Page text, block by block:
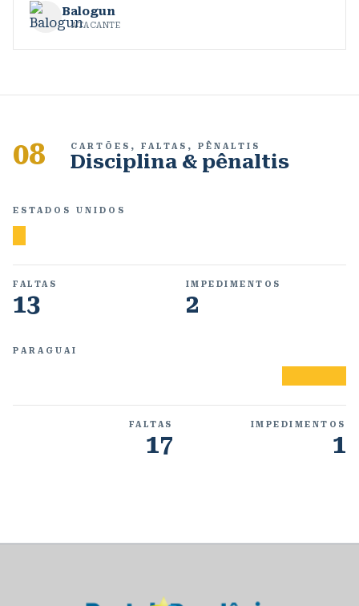
Balogun
ATACANTE
08 CARTÕES, FALTAS, PÊNALTIS
Disciplina & pênaltis
ESTADOS UNIDOS
FALTAS
13
IMPEDIMENTOS
2
PARAGUAI
FALTAS
17
IMPEDIMENTOS
1